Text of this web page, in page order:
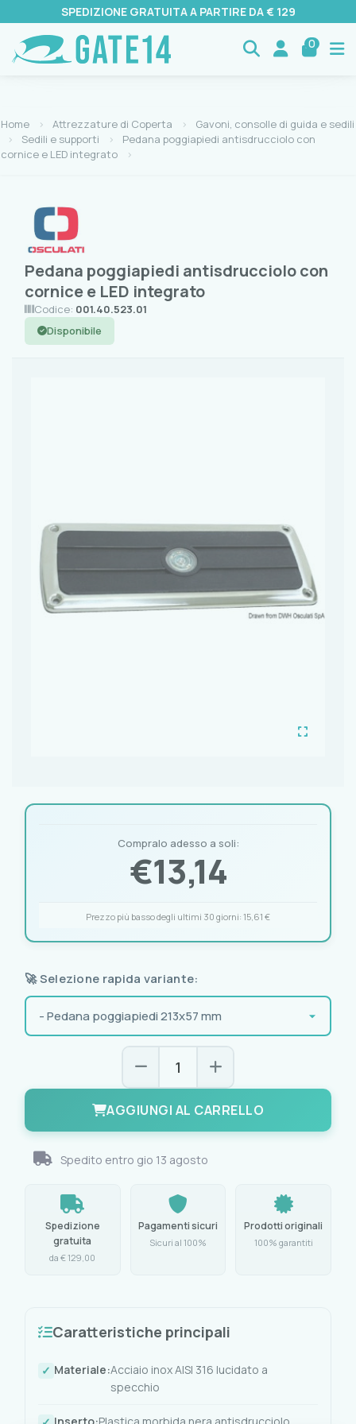
SPEDIZIONE GRATUITA A PARTIRE DA € 129
0
Home Attrezzature di Coperta
Gavoni, consolle di guida e sedili
Sedili e supporti
Pedana poggiapiedi antisdrucciolo con
cornice e LED integrato
Pedana poggiapiedi antisdrucciolo con
cornice e LED integrato
Codice: 001.40.523.01
Disponibile
Compralo adesso a soli:
€13,14
Prezzo più basso degli ultimi 30 giorni: 15,61 €
🚀 Selezione rapida variante:
AGGIUNGI AL CARRELLO
Spedito entro gio 13 agosto
Spedizione
gratuita
da € 129,00
Pagamenti sicuri
Sicuri al 100%
Prodotti originali
100% garantiti
Caratteristiche principali
Materiale:Acciaio inox AISI 316 lucidato a
specchio